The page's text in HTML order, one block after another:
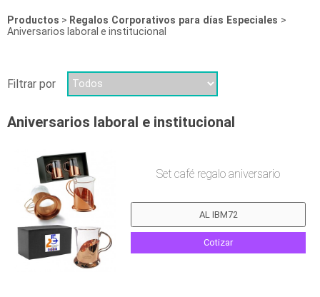
Productos > Regalos Corporativos para días Especiales >
Aniversarios laboral e institucional
Filtrar por
Aniversarios laboral e institucional
Set café regalo aniversario
Cotizar